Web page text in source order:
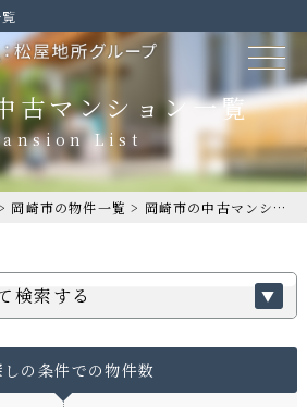
岡崎市の物件一覧 > 岡崎市の中古マンション一覧
古マンション一覧
検索する
しの条件での物件数